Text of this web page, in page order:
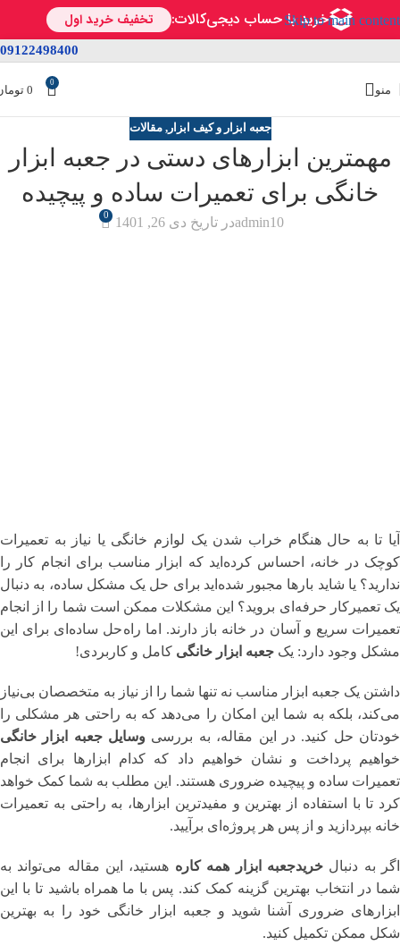
Skip to main content
09122498400
منو
0
0
جعبه ابزار و کیف ابزار,مقالات
مهمترین ابزارهای دستی در جعبه ابزار
خانگی برای تعمیرات ساده و پیچیده
admin10در تاریخ دی 26, 1401 0
آیا تا به حال هنگام خراب شدن یک لوازم خانگی یا نیاز به تعمیرات
کوچک در خانه، احساس کرده‌اید که ابزار مناسب برای انجام کار را
ندارید؟ یا شاید بارها مجبور شده‌اید برای حل یک مشکل ساده، به دنبال
یک تعمیرکار حرفه‌ای بروید؟ این مشکلات ممکن است شما را از انجام
تعمیرات سریع و آسان در خانه باز دارند. اما راه‌حل ساده‌ای برای این
مشکل وجود دارد: یک جعبه ابزار خانگی کامل و کاربردی!
داشتن یک جعبه ابزار مناسب نه تنها شما را از نیاز به متخصصان بی‌نیاز
می‌کند، بلکه به شما این امکان را می‌دهد که به راحتی هر مشکلی را
خودتان حل کنید. در این مقاله، به بررسی وسایل جعبه ابزار خانگی
خواهیم پرداخت و نشان خواهیم داد که کدام ابزارها برای انجام
تعمیرات ساده و پیچیده ضروری هستند. این مطلب به شما کمک خواهد
کرد تا با استفاده از بهترین و مفیدترین ابزارها، به راحتی به تعمیرات
خانه بپردازید و از پس هر پروژه‌ای برآیید.
اگر به دنبالخریدجعبه ابزار همه کاره هستید، این مقاله می‌تواند به
شما در انتخاب بهترین گزینه کمک کند. پس با ما همراه باشید تا با این
ابزارهای ضروری آشنا شوید و جعبه ابزار خانگی خود را به بهترین
شکل ممکن تکمیل کنید.